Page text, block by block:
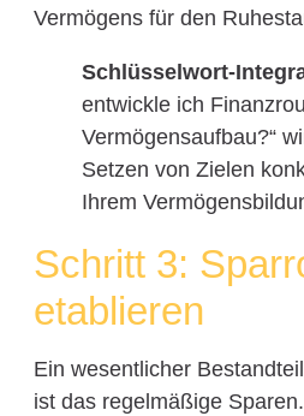
Vermögens für den
Schlüsselwort-
entwickle ich
Vermögensaufbau?“
Setzen von Zielen
Ihrem
Schritt 3:
etablieren
Ein wesentlicher
ist das regelmäßige